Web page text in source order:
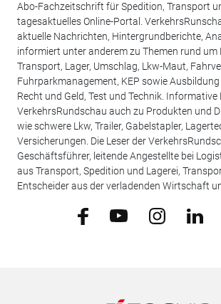
Abo-Fachzeitschrift für Spedition, Transport
tagesaktuelles Online-Portal.
aktuelle Nachrichten, Hintergrundberichte,
informiert unter anderem zu Themen rund um
Transport, Lager, Umschlag, Lkw-Maut,
Fuhrparkmanagement, KEP sowie
Recht und Geld, Test und Technik. Informative
VerkehrsRundschau auch zu Produkten und
wie schwere Lkw, Trailer, Gabelstapler,
Versicherungen. Die Leser der
Geschäftsführer, leitende Angestellte bei
aus Transport, Spedition und Lagerei,
Entscheider aus der verladenden Wirtschaft